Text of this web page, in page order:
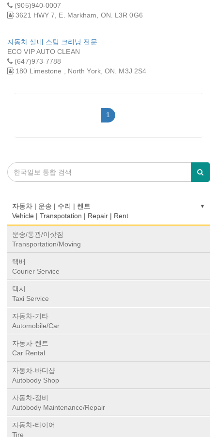
(905)940-0007
3621 HWY 7, E. Markham, ON. L3R 0G6
자동차 실내 스팀 크리닝 전문
ECO VIP AUTO CLEAN
(647)973-7788
180 Limestone , North York, ON. M3J 2S4
1
자동차 | 운송 | 수리 | 렌트
Vehicle | Transpotation | Repair | Rent
운송/통관/이삿짐
Transportation/Moving
택배
Courier Service
택시
Taxi Service
자동차-기타
Automobile/Car
자동차-렌트
Car Rental
자동차-바디샵
Autobody Shop
자동차-정비
Autobody Maintenance/Repair
자동차-타이어
Tire